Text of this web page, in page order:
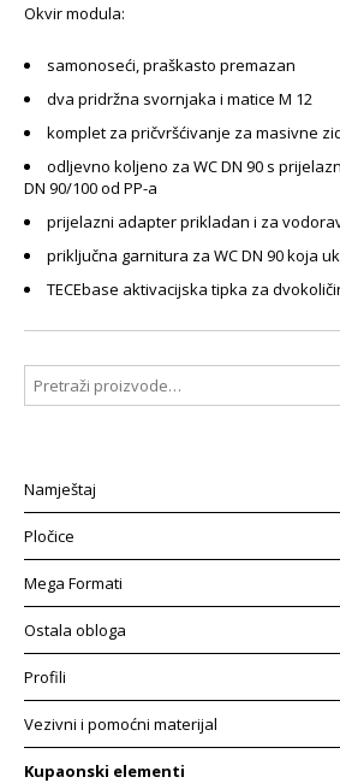
Okvir modula:
samonoseći, praškasto premazan
dva pridržna svornjaka i matice M 12
komplet za pričvršćivanje za masivne
odljevno koljeno za WC DN 90 s
DN 90/100 od PP-a
prijelazni adapter prikladan i za
priključna garnitura za WC DN 90 koja
TECEbase aktivacijska tipka za
Namještaj
Pločice
Mega Formati
Ostala obloga
Profili
Vezivni i pomoćni materijal
Kupaonski elementi